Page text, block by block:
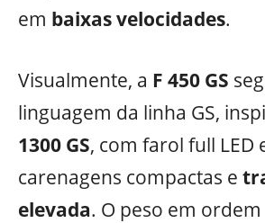
em baixas velocidades.
Visualmente, a F 450 GS
linguagem da linha GS,
1300 GS, com farol full LED
carenagens compactas e
elevada. O peso em